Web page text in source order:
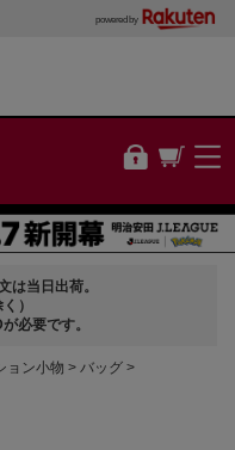
powered by
は当日出荷。
）
必要です。
ョン小物
バッグ